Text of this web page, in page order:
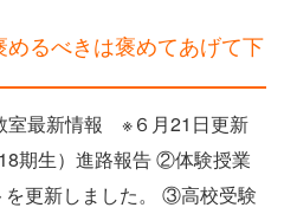
るべきは褒めてあげて下
室最新情報 ※６月21日更新
期生）進路報告 ②体験授業
を更新しました。 ③高校受験